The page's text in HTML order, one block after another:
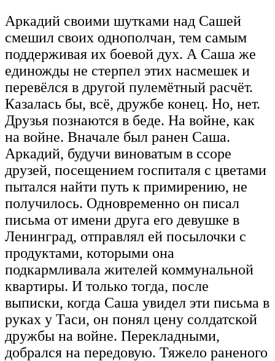
Аркадий своими шутками над Сашей
смешил своих однополчан, тем самым
поддерживая их боевой дух. А Саша же
единожды не стерпел этих насмешек и
перевёлся в другой пулемётный расчёт.
Казалась бы, всё, дружбе конец. Но, нет.
Друзья познаются в беде. На войне, как
на войне. Вначале был ранен Саша.
Аркадий, будучи виноватым в ссоре
друзей, посещением госпиталя с цветами
пытался найти путь к примирению, не
получилось. Одновременно он писал
письма от имени друга его девушке в
Ленинград, отправлял ей посылочки с
продуктами, которыми она
подкармливала жителей коммунальной
квартиры. И только тогда, после
выписки, когда Саша увидел эти письма в
руках у Таси, он понял цену солдатской
дружбы на войне. Перекладными,
добрался на передовую. Тяжело раненого